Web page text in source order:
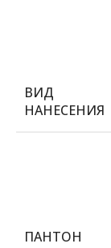
ВИД
НАНЕСЕНИЯ
ПАНТОН